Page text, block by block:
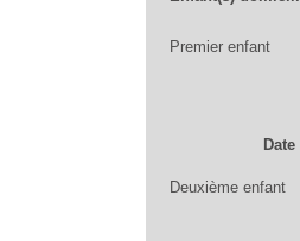
Premier enfant
Deuxième enfant